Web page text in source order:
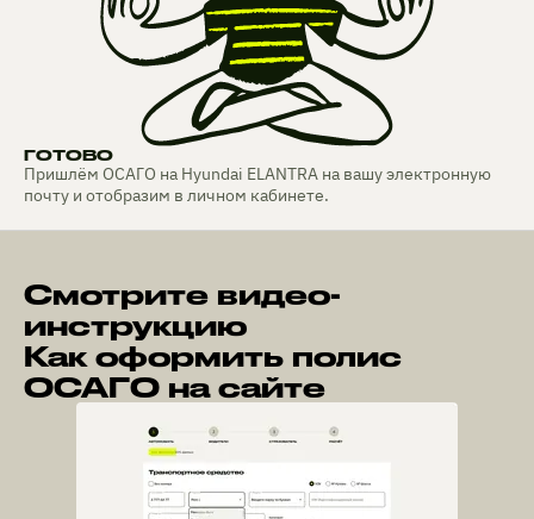
ГОТОВО
Пришлём ОСАГО на Hyundai ELANTRA на вашу электронную
почту и отобразим в личном кабинете.
Смотрите видео-
инструкцию
Как оформить полис
ОСАГО на сайте